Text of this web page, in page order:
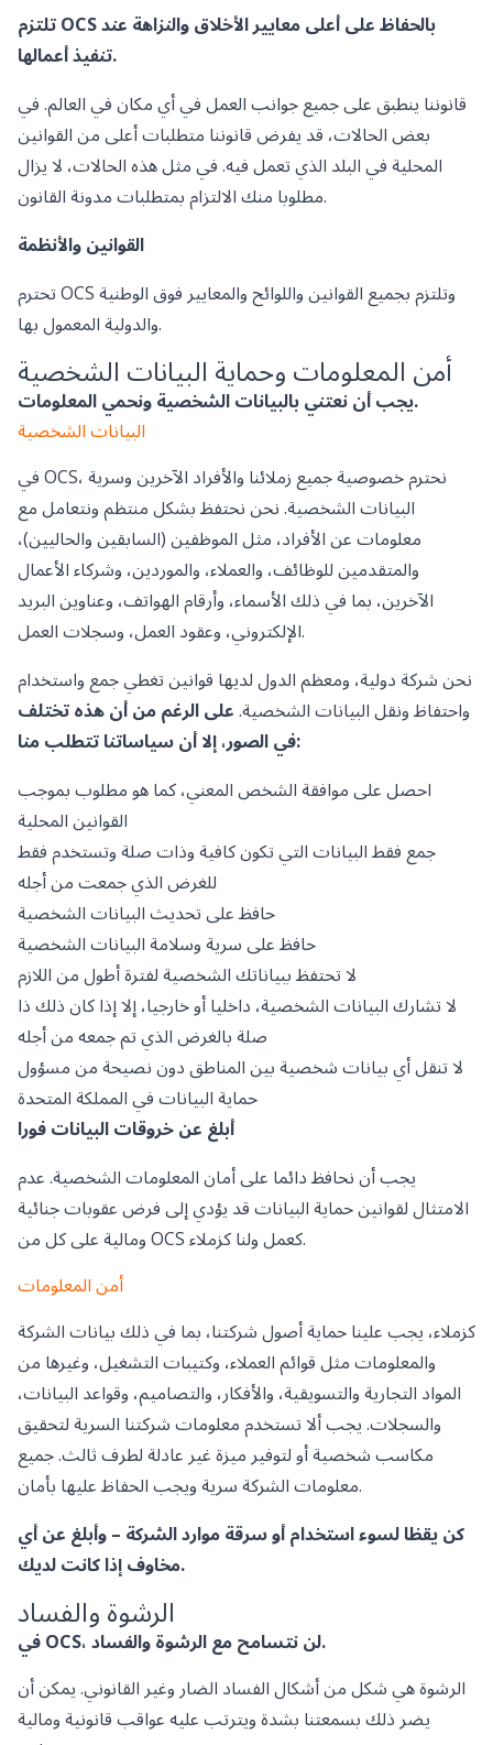
تلتزم OCS بالحفاظ على أعلى معايير الأخلاق والنزاهة عند
تنفيذ أعمالها.
قانوننا ينطبق على جميع جوانب العمل في أي مكان في العالم. في
بعض الحالات، قد يفرض قانوننا متطلبات أعلى من القوانين
المحلية في البلد الذي تعمل فيه. في مثل هذه الحالات، لا يزال
مطلوبا منك الالتزام بمتطلبات مدونة القانون.
القوانين والأنظمة
تحترم OCS وتلتزم بجميع القوانين واللوائح والمعايير فوق الوطنية
والدولية المعمول بها.
أمن المعلومات وحماية البيانات الشخصية
يجب أن نعتني بالبيانات الشخصية ونحمي المعلومات.
البيانات الشخصية
في OCS، نحترم خصوصية جميع زملائنا والأفراد الآخرين وسرية
البيانات الشخصية. نحن نحتفظ بشكل منتظم ونتعامل مع
معلومات عن الأفراد، مثل الموظفين (السابقين والحاليين)،
والمتقدمين للوظائف، والعملاء، والموردين، وشركاء الأعمال
الآخرين، بما في ذلك الأسماء، وأرقام الهواتف، وعناوين البريد
الإلكتروني، وعقود العمل، وسجلات العمل.
نحن شركة دولية، ومعظم الدول لديها قوانين تغطي جمع واستخدام
واحتفاظ ونقل البيانات الشخصية. على الرغم من أن هذه تختلف
في الصور، إلا أن سياساتنا تتطلب منا:
احصل على موافقة الشخص المعني، كما هو مطلوب بموجب
القوانين المحلية
جمع فقط البيانات التي تكون كافية وذات صلة وتستخدم فقط
للغرض الذي جمعت من أجله
حافظ على تحديث البيانات الشخصية
حافظ على سرية وسلامة البيانات الشخصية
لا تحتفظ ببياناتك الشخصية لفترة أطول من اللازم
لا تشارك البيانات الشخصية، داخليا أو خارجيا، إلا إذا كان ذلك ذا
صلة بالغرض الذي تم جمعه من أجله
لا تنقل أي بيانات شخصية بين المناطق دون نصيحة من مسؤول
حماية البيانات في المملكة المتحدة
أبلغ عن خروقات البيانات فورا
يجب أن نحافظ دائما على أمان المعلومات الشخصية. عدم
الامتثال لقوانين حماية البيانات قد يؤدي إلى فرض عقوبات جنائية
ومالية على كل من OCS كعمل ولنا كزملاء.
أمن المعلومات
كزملاء، يجب علينا حماية أصول شركتنا، بما في ذلك بيانات الشركة
والمعلومات مثل قوائم العملاء، وكتيبات التشغيل، وغيرها من
المواد التجارية والتسويقية، والأفكار، والتصاميم، وقواعد البيانات،
والسجلات. يجب ألا تستخدم معلومات شركتنا السرية لتحقيق
مكاسب شخصية أو لتوفير ميزة غير عادلة لطرف ثالث. جميع
معلومات الشركة سرية ويجب الحفاظ عليها بأمان.
كن يقظا لسوء استخدام أو سرقة موارد الشركة – وأبلغ عن أي
مخاوف إذا كانت لديك.
الرشوة والفساد
في OCS، لن نتسامح مع الرشوة والفساد.
الرشوة هي شكل من أشكال الفساد الضار وغير القانوني. يمكن أن
يضر ذلك بسمعتنا بشدة ويترتب عليه عواقب قانونية ومالية